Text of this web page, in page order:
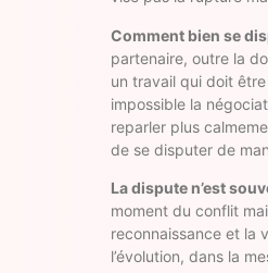
Comment bien se
partenaire, outre la
un travail qui doit
impossible la
reparler plus
de se disputer de
La dispute n’est
moment du conflit
reconnaissance et la
l’évolution, dans la